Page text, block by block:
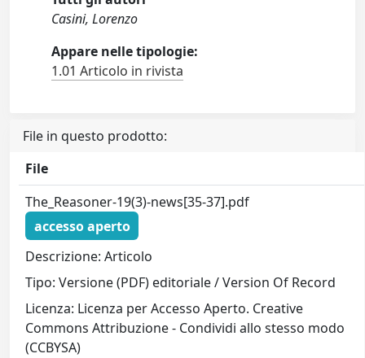
Casini, Lorenzo
Appare nelle tipologie:
1.01 Articolo in rivista
File in questo prodotto:
File
The_Reasoner-19(3)-news[35-37].pdf
accesso aperto
Descrizione: Articolo
Tipo: Versione (PDF) editoriale / Version Of Record
Licenza: Licenza per Accesso Aperto. Creative
Commons Attribuzione - Condividi allo stesso modo
(CCBYSA)